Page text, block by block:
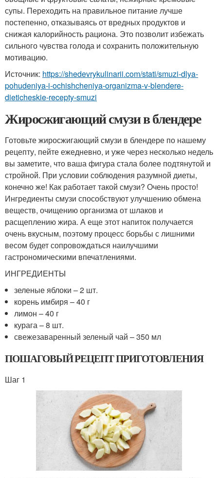
супы. Переходить на правильное питание лучше
постепенно, отказываясь от вредных продуктов и
снижая калорийность рациона. Это позволит избежать
сильного чувства голода и сохранить положительную
мотивацию.
Источник: https://shedevrykulinarii.com/stati/smuzi-dlya-
pohudeniya-i-ochishcheniya-organizma-v-blendere-
dieticheskie-recepty-smuzi
Жиросжигающий смузи в блендере
Готовьте жиросжигающий смузи в блендере по нашему
рецепту, пейте ежедневно, и уже через несколько недель
вы заметите, что ваша фигура стала более подтянутой и
стройной. При условии соблюдения разумной диеты,
конечно же! Как работает такой смузи? Очень просто!
Ингредиенты смузи способствуют улучшению обмена
веществ, очищению организма от шлаков и
расщеплению жира. А еще этот напиток получается
очень вкусным, поэтому процесс борьбы с лишними
весом будет сопровождаться наилучшими
гастрономическими впечатлениями.
ИНГРЕДИЕНТЫ
зеленые яблоки – 2 шт.
корень имбиря – 40 г
лимон – 40 г
курага – 8 шт.
свежезаваренный зеленый чай – 350 мл
ПОШАГОВЫЙ РЕЦЕПТ ПРИГОТОВЛЕНИЯ
Шаг 1